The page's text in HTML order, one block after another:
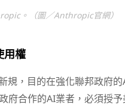
。（圖／Anthropic官網）
用權
規，目的在強化聯邦政府
府合作的AI業者，必須授